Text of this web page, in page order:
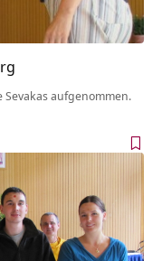
aufgenommen.